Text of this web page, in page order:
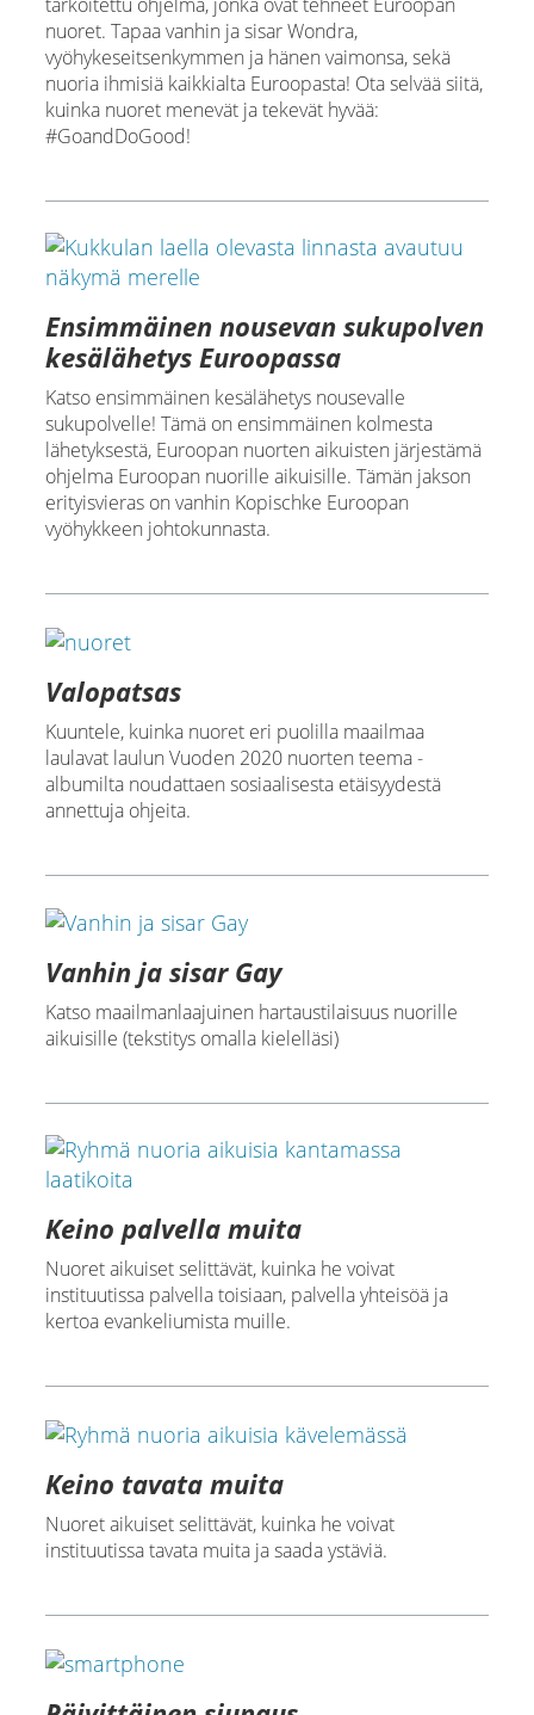
nuoret. Tapaa vanhin ja sisar Wondra,
vyöhykeseitsenkymmen ja hänen vaimonsa, sekä
nuoria ihmisiä kaikkialta Euroopasta! Ota selvää siitä,
kuinka nuoret menevät ja tekevät hyvää:
#GoandDoGood!
Ensimmäinen nousevan sukupolven
kesälähetys Euroopassa
Katso ensimmäinen kesälähetys nousevalle
sukupolvelle! Tämä on ensimmäinen kolmesta
lähetyksestä, Euroopan nuorten aikuisten järjestämä
ohjelma Euroopan nuorille aikuisille. Tämän jakson
erityisvieras on vanhin Kopischke Euroopan
vyöhykkeen johtokunnasta.
Valopatsas
Kuuntele, kuinka nuoret eri puolilla maailmaa
laulavat laulun Vuoden 2020 nuorten teema -
albumilta noudattaen sosiaalisesta etäisyydestä
annettuja ohjeita.
Vanhin ja sisar Gay
Katso maailmanlaajuinen hartaustilaisuus nuorille
aikuisille (tekstitys omalla kielelläsi)
Keino palvella muita
Nuoret aikuiset selittävät, kuinka he voivat
instituutissa palvella toisiaan, palvella yhteisöä ja
kertoa evankeliumista muille.
Keino tavata muita
Nuoret aikuiset selittävät, kuinka he voivat
instituutissa tavata muita ja saada ystäviä.